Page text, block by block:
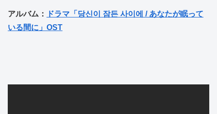
アルバム：
ドラマ「당신이 잠든 사이에 / あなたが眠って
いる間に」OST